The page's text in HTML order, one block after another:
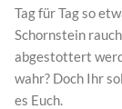
Tag für Tag so
Schornstein
abgestottert
wahr? Doch Ihr
es Euch.